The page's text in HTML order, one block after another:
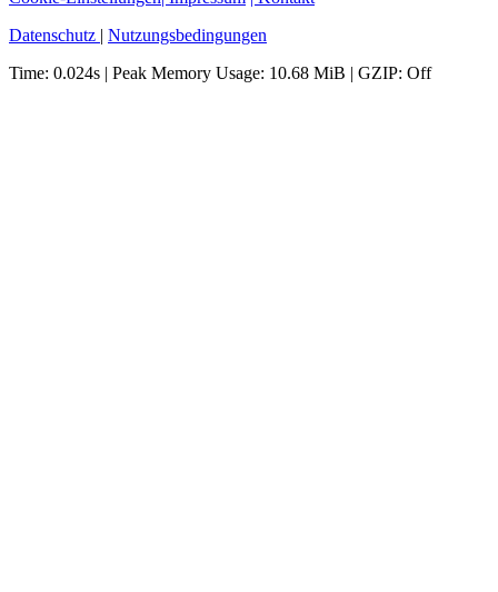
Datenschutz | Nutzungsbedingungen
Time: 0.024s | Peak Memory Usage: 10.68 MiB | GZIP: Off